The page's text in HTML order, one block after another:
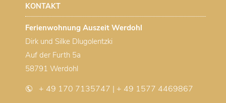
KONTAKT
Ferienwohnung Auszeit Werdohl
Dirk und Silke Dlugolentzki
Auf der Furth 5a
58791 Werdohl
+ 49 170 7135747 | + 49 1577 4469867